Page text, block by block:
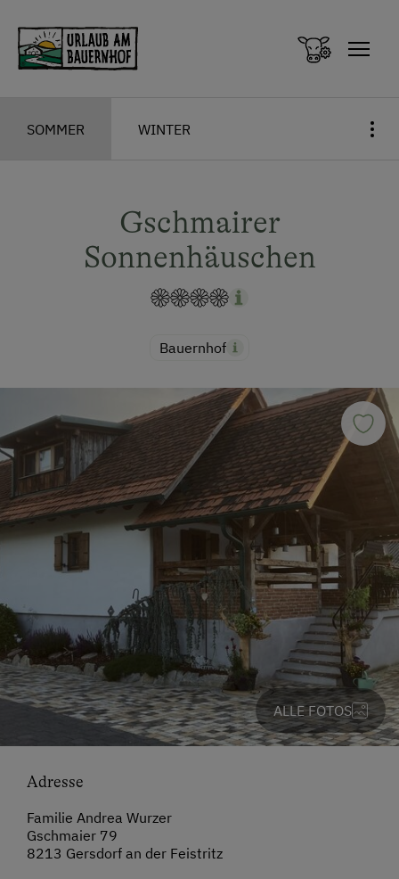
SOMMER WINTER
Gschmairer
Sonnenhäuschen
Bauernhof
ALLE FOTOS
Adresse
Familie Andrea Wurzer
Gschmaier 79
8213 Gersdorf an der Feistritz